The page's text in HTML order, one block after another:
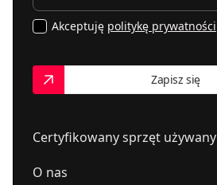
Certyfikowany sprzęt używany
O nas
Akceptuję politykę prywatności
Zapisz się